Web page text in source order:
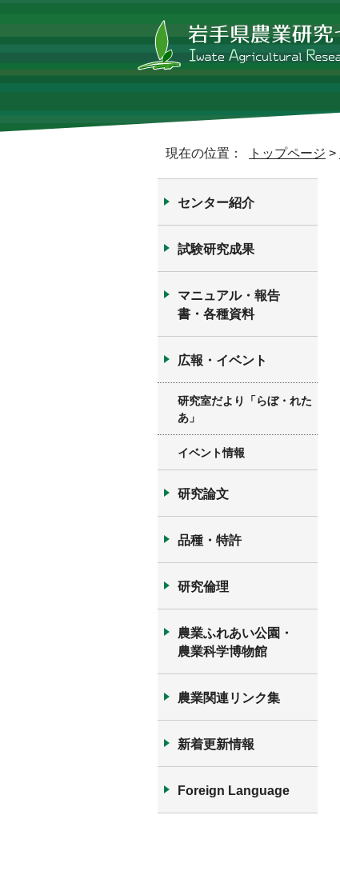
現在の位置： トップページ >
センター紹介
試験研究成果
マニュアル・報告
書・各種資料
広報・イベント
研究室だより「らぼ・れた
あ」
イベント情報
研究論文
品種・特許
研究倫理
農業ふれあい公園・
農業科学博物館
農業関連リンク集
新着更新情報
Foreign Language